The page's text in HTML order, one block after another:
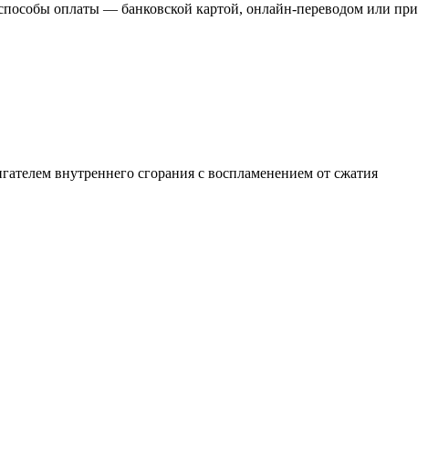
оплаты — банковской картой, онлайн-переводом или при
внутреннего сгорания с воспламенением от сжатия